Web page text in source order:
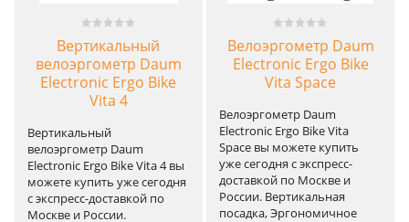
Вертикальный
велоэргометр Daum
Electronic Ergo Bike
Vita 4
Вертикальный
велоэргометр Daum
Electronic Ergo Bike Vita 4 вы
можете купить уже сегодня
с экспресс-доставкой по
Москве и России.
Велоэргометр Daum
Electronic Ergo Bike
Vita Space
Велоэргометр Daum
Electronic Ergo Bike Vita
Space вы можете купить
уже сегодня с экспресс-
доставкой по Москве и
России. Вертикальная
посадка, Эргономичное